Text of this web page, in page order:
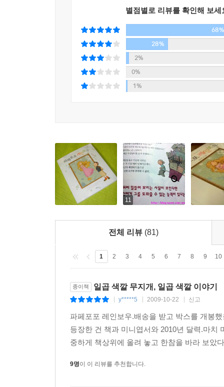
오랜 세월을 거쳐도 진리인 것처럼 삶을 바라보
별점별로 리뷰를 확인해 보세
68%
28%
2%
0%
1%
11
전체 리뷰 (81)
1 2 3 4 5 6 7 8 9 10
종이책 일곱 색깔 무지개, 일곱 색깔 이야기
y*****5 2009-10-22 신고
파페포포 레인보우.배송을 받고 박스를 개봉
등장한 건 책과 미니엽서와 2010년 달력.마치
중하게 책상위에 올려 놓고 한참을 바라 보았
9명이 이 리뷰를 추천합니다.